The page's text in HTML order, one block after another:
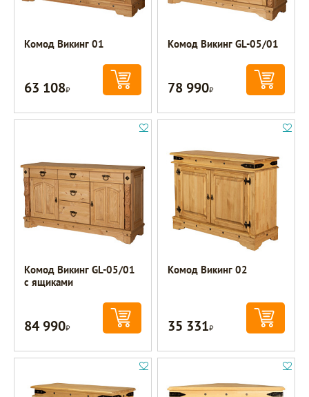
Комод Викинг 01
63 108Р
Комод Викинг GL-05/01
78 990Р
Комод Викинг GL-05/01
с ящиками
84 990Р
Комод Викинг 02
35 331Р